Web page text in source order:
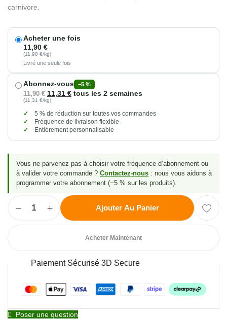
carnivore.
Acheter une fois
11,90 €
(11,90 €/kg)
Livré une seule fois
Abonnez-vous −5 %
11,90€ 11,31 € tous les 2 semaines
(11,31 €/kg)
5 % de réduction sur toutes vos commandes
Fréquence de livraison flexible
Entièrement personnalisable
Vous ne parvenez pas à choisir votre fréquence d’abonnement ou
à valider votre commande ? Contactez-nous : nous vous aidons à
programmer votre abonnement (−5 % sur les produits).
Ajouter Au Panier
Acheter Maintenant
Paiement Sécurisé 3D Secure
Poser une question